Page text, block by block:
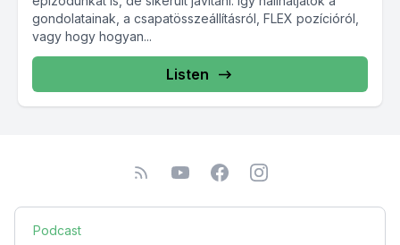
gondolatainak, a csapatösszeállításról, FLEX pozícióról,
vagy hogy hogyan...
Listen
Podcast